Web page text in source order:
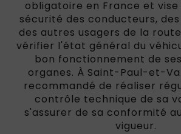
obligatoire en France et
sécurité des conducteurs,
des autres usagers de la
vérifier l'état général du
bon fonctionnement de
organes. À Saint-Paul-et-
recommandé de réaliser
contrôle technique de sa
s'assurer de sa conformité
vigueur.